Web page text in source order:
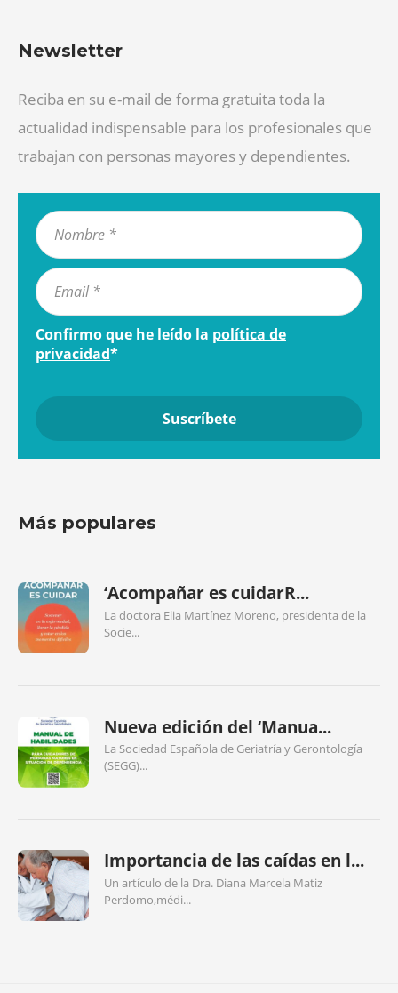
Newsletter
Reciba en su e-mail de forma gratuita toda la
actualidad indispensable para los profesionales que
trabajan con personas mayores y dependientes.
Confirmo que he leído la política de
privacidad*
Más populares
‘Acompañar es cuidarR...
La doctora Elia Martínez Moreno, presidenta de la
Socie...
Nueva edición del ‘Manua...
La Sociedad Española de Geriatría y Gerontología
(SEGG)...
Importancia de las caídas en l...
Un artículo de la Dra. Diana Marcela Matiz
Perdomo,médi...